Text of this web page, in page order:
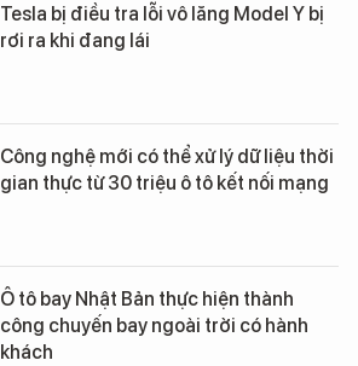
Tesla bị điều tra lỗi vô lăng Model Y bị
rơi ra khi đang lái
Công nghệ mới có thể xử lý dữ liệu thời
gian thực từ 30 triệu ô tô kết nối mạng
Ô tô bay Nhật Bản thực hiện thành
công chuyến bay ngoài trời có hành
khách